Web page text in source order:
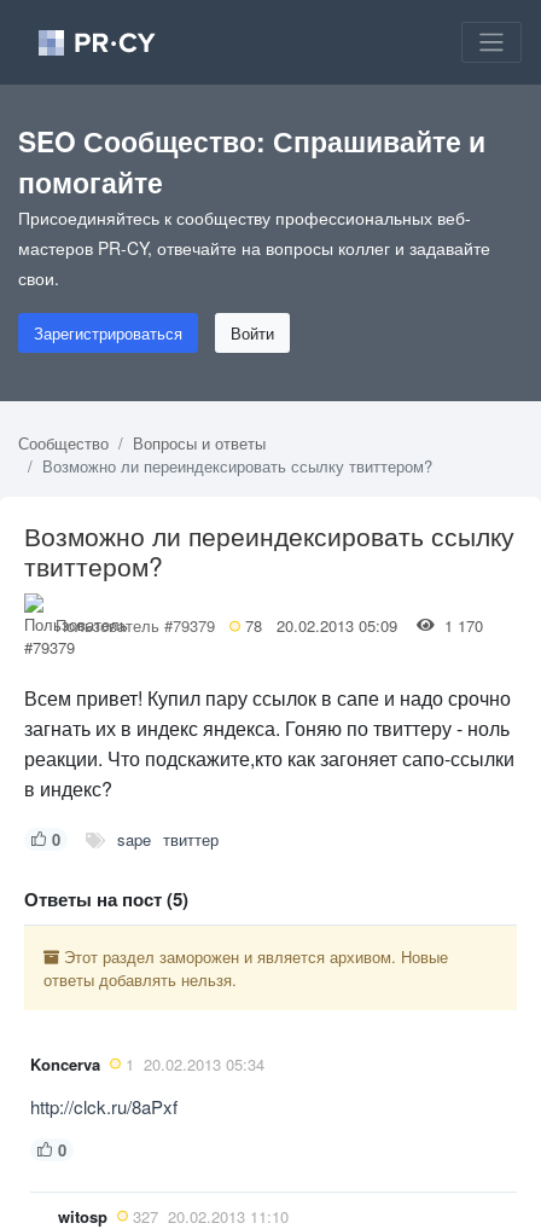
SEO Сообщество: Спрашивайте и
помогайте
Присоединяйтесь к сообществу профессиональных веб-
мастеров PR-CY, отвечайте на вопросы коллег и задавайте
свои.
Зарегистрироваться Войти
Сообщество
Вопросы и ответы
Возможно ли переиндексировать ссылку твиттером?
Возможно ли переиндексировать ссылку
твиттером?
Пользователь #79379 78 20.02.2013 05:09 1 170
Всем привет! Купил пару ссылок в сапе и надо срочно
загнать их в индекс яндекса. Гоняю по твиттеру - ноль
реакции. Что подскажите,кто как загоняет сапо-ссылки
в индекс?
0 sape твиттер
Ответы на пост (5)
Этот раздел заморожен и является архивом. Новые
ответы добавлять нельзя.
Koncerva 1 20.02.2013 05:34
http://clck.ru/8aPxf
0
witosp 327 20.02.2013 11:10